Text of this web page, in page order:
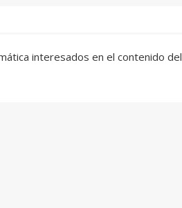
interesados en el contenido del